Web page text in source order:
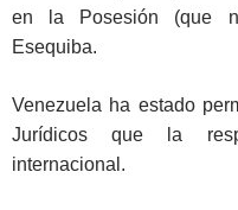
en la Posesión (que
Esequiba.
Venezuela ha estado
Jurídicos que la
internacional.